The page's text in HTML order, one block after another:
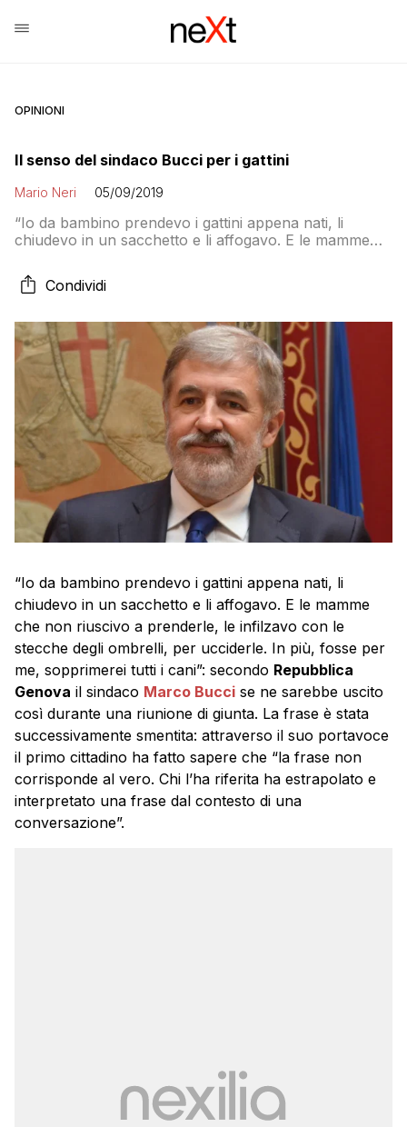
OPINIONI
Il senso del sindaco Bucci per i gattini
Mario Neri 05/09/2019
“Io da bambino prendevo i gattini appena nati, li
chiudevo in un sacchetto e li affogavo. E le mamme
stecche degli ombrelli, per ucciderle. In più, fosse per
me, sopprimerei tutti i cani”: secondo Repubblica
così durante […]
Condividi
“Io da bambino prendevo i gattini appena nati, li
chiudevo in un sacchetto e li affogavo. E le mamme
che non riuscivo a prenderle, le infilzavo con le
stecche degli ombrelli, per ucciderle. In più, fosse per
me, sopprimerei tutti i cani”: secondo Repubblica
Genova il sindaco Marco Bucci se ne sarebbe uscito
così durante una riunione di giunta. La frase è stata
successivamente smentita: attraverso il suo portavoce
il primo cittadino ha fatto sapere che “la frase non
corrisponde al vero. Chi l’ha riferita ha estrapolato e
interpretato una frase dal contesto di una
conversazione”.